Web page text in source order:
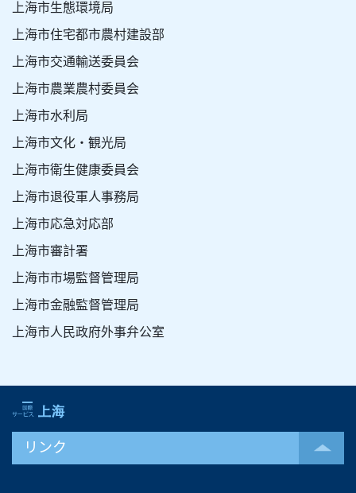
上海市生態環境局
上海市住宅都市農村建設部
上海市交通輸送委員会
上海市農業農村委員会
上海市水利局
上海市文化・観光局
上海市衛生健康委員会
上海市退役軍人事務局
上海市応急対応部
上海市審計署
上海市市場監督管理局
上海市金融監督管理局
上海市人民政府外事弁公室
リンク